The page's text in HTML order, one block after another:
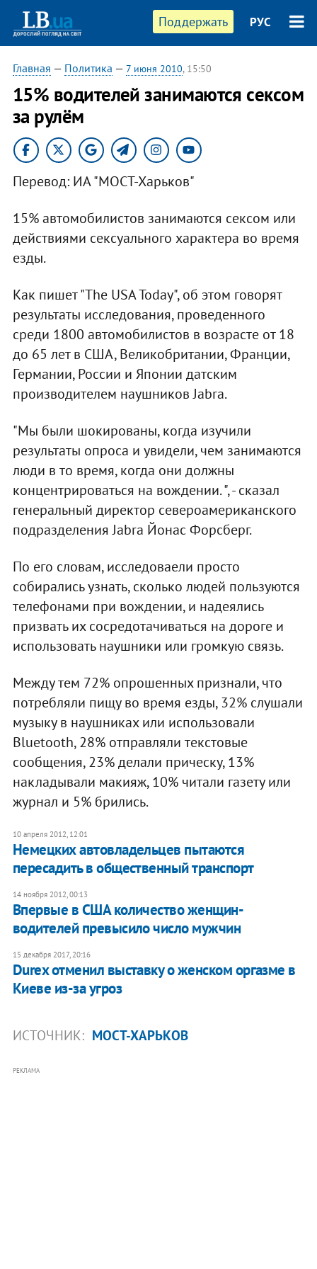
Поддержать РУС
Главная — Политика — 7 июня 2010, 15:50
15% водителей занимаются сексом
за рулём
Перевод: ИА "МОСТ-Харьков"
15% автомобилистов занимаются сексом или
действиями сексуального характера во время
езды.
Как пишет "The USA Today", об этом говорят
результаты исследования, проведенного
среди 1800 автомобилистов в возрасте от 18
до 65 лет в США, Великобритании, Франции,
Германии, России и Японии датским
производителем наушников Jabra.
"Мы были шокированы, когда изучили
результаты опроса и увидели, чем занимаются
люди в то время, когда они должны
концентрироваться на вождении. ", - сказал
генеральный директор североамериканского
подразделения Jabra Йонас Форсберг.
По его словам, исследоваели просто
собирались узнать, сколько людей пользуются
телефонами при вождении, и надеялись
призвать их сосредотачиваться на дороге и
использовать наушники или громкую связь.
Между тем 72% опрошенных признали, что
потребляли пищу во время езды, 32% слушали
музыку в наушниках или использовали
Bluetooth, 28% отправляли текстовые
сообщения, 23% делали прическу, 13%
накладывали макияж, 10% читали газету или
журнал и 5% брились.
10 апреля 2012, 12:01
Немецких автовладельцев пытаются
пересадить в общественный транспорт
14 ноября 2012, 00:13
Впервые в США количество женщин-
водителей превысило число мужчин
15 декабря 2017, 20:16
Durex отменил выставку о женском оргазме в
Киеве из-за угроз
ИСТОЧНИК: МОСТ-ХАРЬКОВ
РЕКЛАМА